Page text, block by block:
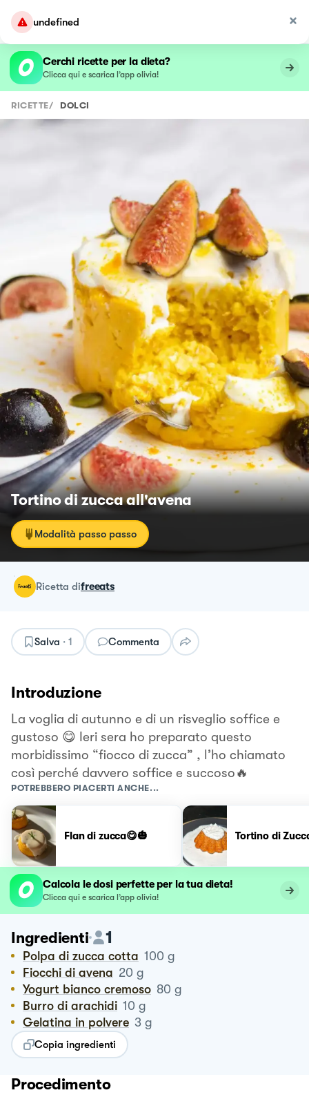
undefined
Cerchi ricette per la dieta?
Clicca qui e scarica l’app olivia!
RICETTE/ DOLCI
Tortino di zucca all'avena
Modalità passo passo
ricetta difreeats
Salva · 1 Commenta
Introduzione
La voglia di autunno e di un risveglio soffice e
gustoso 😋 Ieri sera ho preparato questo
morbidissimo “fiocco di zucca” , l’ho chiamato
così perché davvero soffice e succoso🔥
POTREBBERO PIACERTI ANCHE...
Flan di zucca😋🎃 Tortino di
Calcola le dosi perfette per la tua dieta!
Clicca qui e scarica l’app olivia!
Ingredienti 1
Polpa di zucca cotta 100 g
Fiocchi di avena 20 g
Yogurt bianco cremoso 80 g
Burro di arachidi 10 g
Gelatina in polvere 3 g
Copia ingredienti
Procedimento